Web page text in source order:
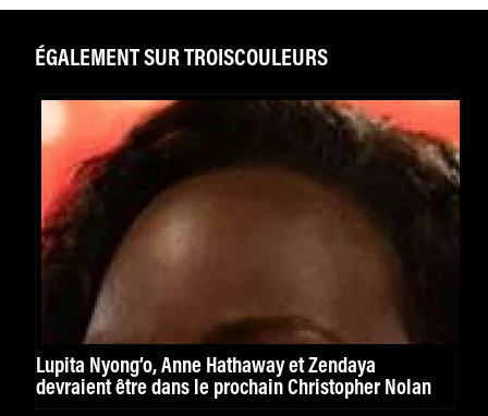
ÉGALEMENT SUR TROISCOULEURS
Lupita Nyong’o, Anne Hathaway et Zendaya
devraient être dans le prochain Christopher Nolan